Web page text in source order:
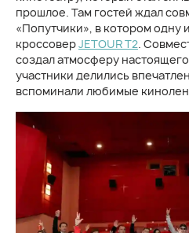
прошлое. Там гостей ждал
«Попутчики», в котором одну
кроссоверJETOUR T2.
создал атмосферу
участники делились
вспоминали любимые